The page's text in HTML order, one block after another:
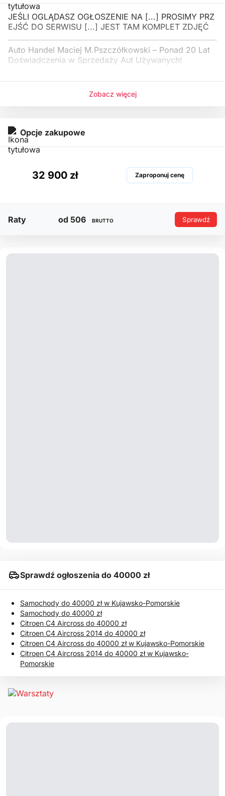
JEŚLI OGLĄDASZ OGŁOSZENIE NA [...] PROSIMY PRZ
EJŚĆ DO SERWISU [...] JEST TAM KOMPLET ZDJĘĆ
Auto Handel Maciej M.Pszczółkowski – Ponad 20 Lat
Doświadczenia w Sprzedaży Aut Używanych!
Zobacz więcej
Opcje zakupowe
32 900 zł Zaproponuj cenę
Raty od 506 BRUTTO Sprawdź
Sprawdź ogłoszenia do 40000 zł
Samochody do 40000 zł w Kujawsko-Pomorskie
Samochody do 40000 zł
Citroen C4 Aircross do 40000 zł
Citroen C4 Aircross 2014 do 40000 zł
Citroen C4 Aircross do 40000 zł w Kujawsko-Pomorskie
Citroen C4 Aircross 2014 do 40000 zł w Kujawsko-
Pomorskie